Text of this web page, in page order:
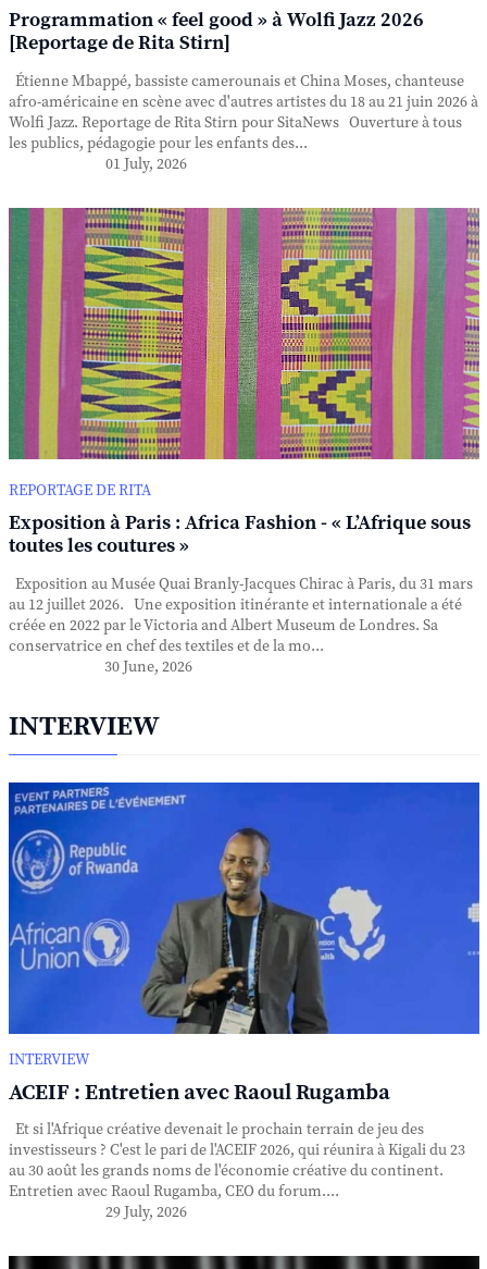
Programmation « feel good » à Wolfi Jazz 2026
[Reportage de Rita Stirn]
Étienne Mbappé, bassiste camerounais et China Moses, chanteuse
afro-américaine en scène avec d'autres artistes du 18 au 21 juin 2026 à
Wolfi Jazz. Reportage de Rita Stirn pour SitaNews Ouverture à tous
les publics, pédagogie pour les enfants des...
01 July, 2026
REPORTAGE DE RITA
Exposition à Paris : Africa Fashion - « L’Afrique sous
toutes les coutures »
Exposition au Musée Quai Branly-Jacques Chirac à Paris, du 31 mars
au 12 juillet 2026. Une exposition itinérante et internationale a été
créée en 2022 par le Victoria and Albert Museum de Londres. Sa
conservatrice en chef des textiles et de la mo...
30 June, 2026
INTERVIEW
INTERVIEW
ACEIF : Entretien avec Raoul Rugamba
Et si l'Afrique créative devenait le prochain terrain de jeu des
investisseurs ? C'est le pari de l'ACEIF 2026, qui réunira à Kigali du 23
au 30 août les grands noms de l'économie créative du continent.
Entretien avec Raoul Rugamba, CEO du forum....
29 July, 2026